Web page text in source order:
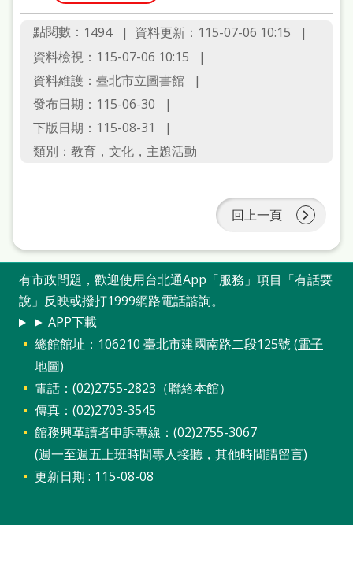
語
隱
網
站
全
點閱數： 1494
資料更新：115-07-06 10:15
資料檢視：115-07-06 10:15
資料維護：臺北市立圖書館
發布日期：115-06-30
下版日期：115-08-31
類別：教育，文化，主題活動
回上一頁
有市政問題，歡迎使用台北通App「服務」項目「有話要
說」反映或撥打1999網路電話諮詢。
► APP下載
總館館址：106210 臺北市建國南路二段125號 (電子
地圖)
電話：(02)2755-2823（聯絡本館）
傳真：(02)2703-3545
館務興革讀者申訴專線：(02)2755-3067
(週一至週五上班時間專人接聽，其他時間請留言)
更新日期
115-08-08